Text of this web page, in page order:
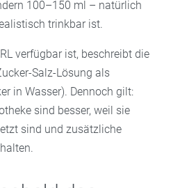
100–150 ml – natürlich
trinkbar ist.
verfügbar ist, beschreibt die
Salz-Lösung als
in Wasser). Dennoch gilt:
sind besser, weil sie
sind und zusätzliche